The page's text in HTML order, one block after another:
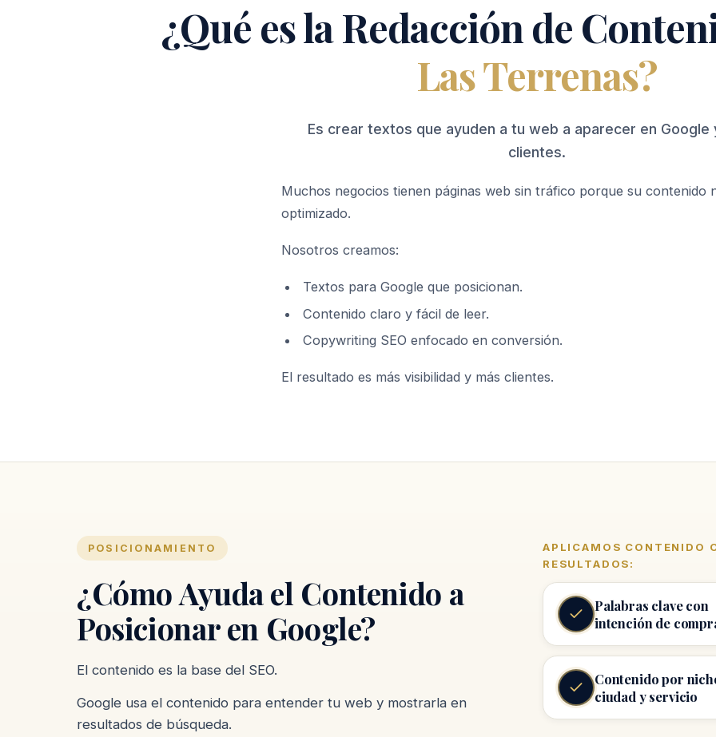
¿Qué es la Redacción de
Las Terrenas?
Es crear textos que ayuden a tu web a aparecer en Google
clientes.
Muchos negocios tienen páginas web sin tráfico porque su contenido
optimizado.
Nosotros creamos:
Textos para Google que posicionan.
Contenido claro y fácil de leer.
Copywriting SEO enfocado en conversión.
El resultado es más visibilidad y más clientes.
POSICIONAMIENTO
¿Cómo Ayuda el Contenido a
Posicionar en Google?
El contenido es la base del SEO.
Google usa el contenido para entender tu web y mostrarla en
resultados de búsqueda.
APLICAMOS CONTENIDO
RESULTADOS:
Palabras clave con
intención de
Contenido por
ciudad y servicio